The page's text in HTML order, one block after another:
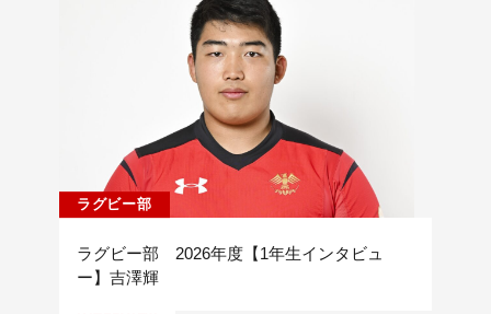
ラグビー部
ラグビー部 2026年度【1年生インタビュ
ー】吉澤輝